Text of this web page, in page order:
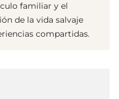
familiar y el
de la vida salvaje
compartidas.